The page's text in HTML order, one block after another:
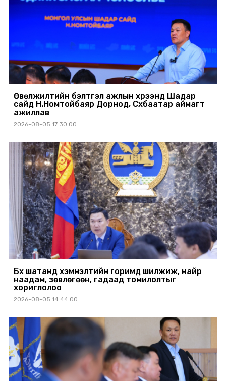
Өвөлжилтийн бэлтгэл ажлын хүрээнд Шадар
сайд Н.Номтойбаяр Дорнод, Сүхбаатар аймагт
ажиллав
2026-08-05 17:30:00
Бүх шатанд хэмнэлтийн горимд шилжиж, найр
наадам, зөвлөгөөн, гадаад томилолтыг
хориглолоо
2026-08-05 14:44:00